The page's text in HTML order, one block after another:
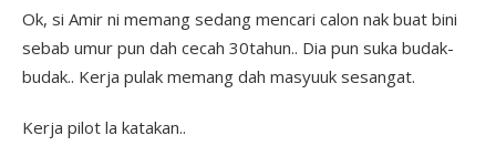
Ok, si Amir ni memang sedang mencari calon nak buat bini
sebab umur pun dah cecah 30tahun.. Dia pun suka budak-
budak.. Kerja pulak memang dah masyuuk sesangat.
Kerja pilot la katakan..